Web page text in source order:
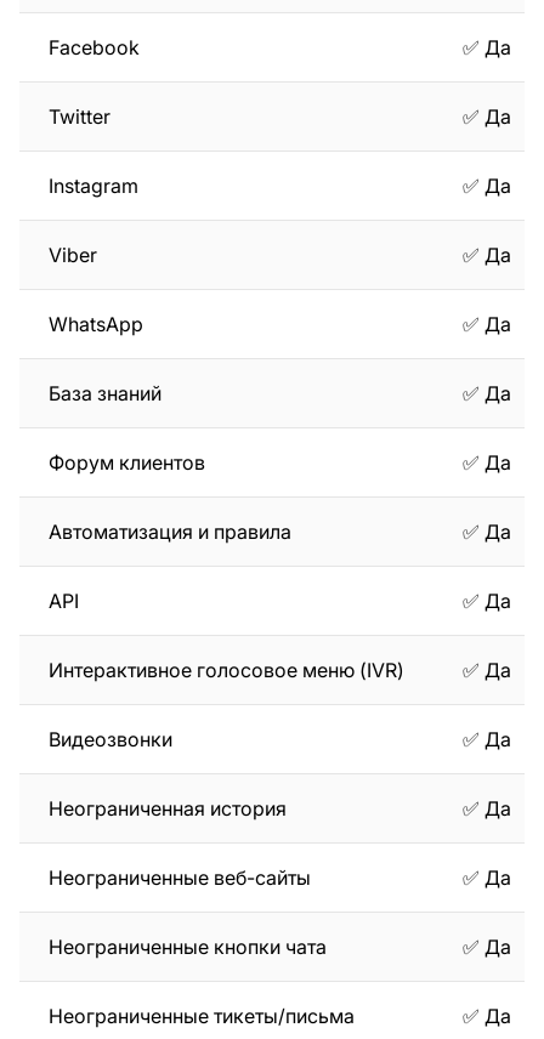
Facebook ✅ Да
Twitter ✅ Да
Instagram ✅ Да
Viber ✅ Да
WhatsApp ✅ Да
База знаний ✅ Да
Форум клиентов ✅ Да
Автоматизация и правила ✅ Да
API ✅ Да
Интерактивное голосовое меню (IVR) ✅ Да
Видеозвонки ✅ Да
Неограниченная история ✅ Да
Неограниченные веб-сайты ✅ Да
Неограниченные кнопки чата ✅ Да
Неограниченные тикеты/письма ✅ Да